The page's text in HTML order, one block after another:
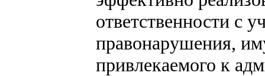
ответственности с
правонарушения,
привлекаемого к